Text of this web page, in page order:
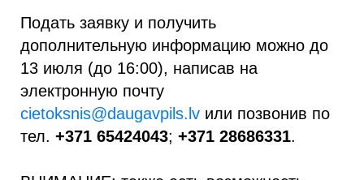
Подать заявку и получить
дополнительную информацию можно до
13 июля (до 16:00), написав на
электронную почту
cietoksnis@daugavpils.lv или позвонив по
тел. +371 65424043; +371 28686331.